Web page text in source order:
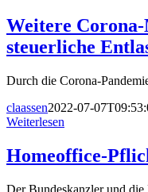
Weitere
steuerliche
Durch die Corona-
claassen2022-07-
Weiterlesen
Homeoffice-
Der Bundeskanzler und